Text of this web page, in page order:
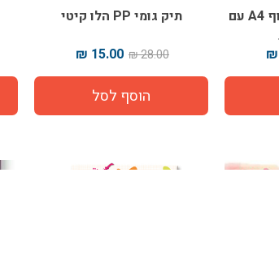
קלסר הגשה חצי שקוף A4 עם
תיק גומי PP הלו קיטי
28.00 ₪
15.00 ₪